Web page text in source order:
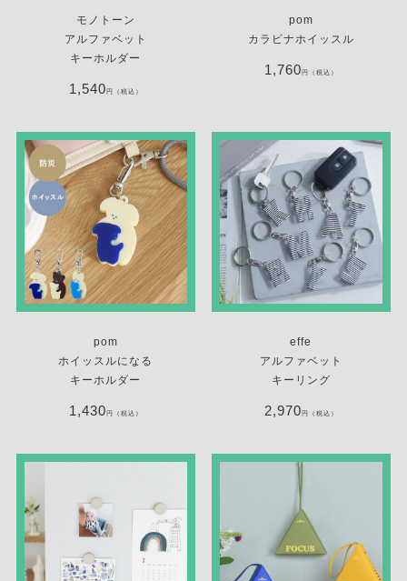
モノトーン
アルファベット
キーホルダー
1,540円（税込）
pom
カラビナホイッスル
1,760円（税込）
pom
ホイッスルになる
キーホルダー
1,430円（税込）
effe
アルファベット
キーリング
2,970円（税込）